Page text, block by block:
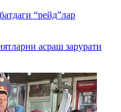
“рейд”лар
асраш зарурати